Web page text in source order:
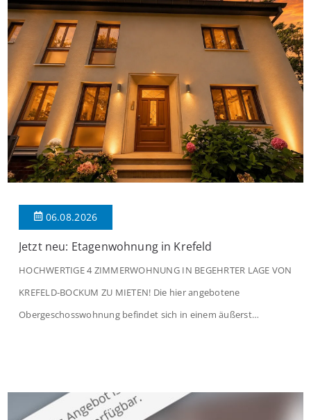
06.08.2026
Jetzt neu: Etagenwohnung in Krefeld
HOCHWERTIGE 4 ZIMMERWOHNUNG IN BEGEHRTER LAGE VON
KREFELD-BOCKUM ZU MIETEN! Die hier angebotene
Obergeschosswohnung befindet sich in einem äußerst
großzügige Räume und eine hochwertige Ausstattung, die